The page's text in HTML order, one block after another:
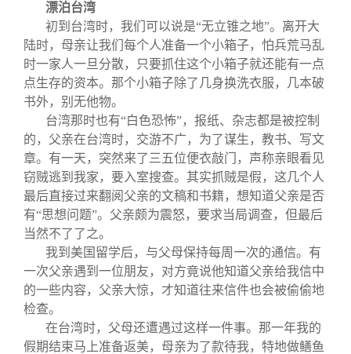
漂泊台湾
初到台湾时，我们可以说是“无立锥之地”。离开大
陆时，母亲让我们每个人准备一个小箱子，怕兵荒马乱
时一家人一旦分散，只要抓住这个小箱子就还能有一点
点生存的资本。那个小箱子除了几身换洗衣服，几本破
书外，别无他物。
台湾那时也有“白色恐怖”，报纸、杂志都是被控制
的，父亲在台湾时，交游不广，为了谋生，教书、写文
章。有一天，突然来了三五位便衣敲门，声称亲眼看见
窃贼逃到我家，要入室搜查。其实抓贼是假，这几个人
最后直接过来翻阅父亲的文稿和书籍，想知道父亲是否
有“思想问题”。父亲颇为震怒，要求当局调查，但最后
当然不了了之。
我到美国留学后，与父母保持每周一次的通信。有
一次父亲遇到一位朋友，对方竟说他知道父亲给我信中
的一些内容，父亲大惊，才知道往来信件也会被偷偷地
检查。
在台湾时，父母还遭遇过这样一件事。那一年我的
假期结束马上准备返美，母亲为了款待我，特地做鳝鱼